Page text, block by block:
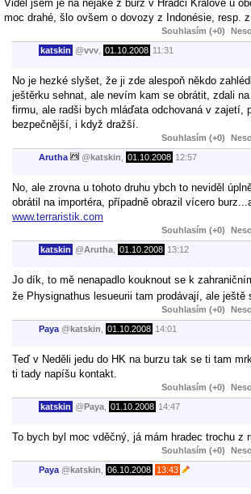
Viděl jsem je na nějaké z burz v Hradci Králové u
moc drahé, šlo ovšem o dovozy z Indonésie, resp. z
Souhlasím (+0)
katskin @vvv 01.10.2008 11:31
No je hezké slyšet, že ji zde alespoň někdo
ještěrku sehnat, ale nevím kam se obrátit, zdali
firmu, ale radši bych mláďata odchovaná v zajetí,
bezpečnější, i když dražší.
Souhlasím (+0)
Arutha @katskin 01.10.2008 12:57
No, ale zrovna u tohoto druhu ybch to neviděl
obrátil na importéra, případně obrazil vícero
www.terraristik.com
Souhlasím (+0)
katskin @Arutha 01.10.2008 13:12
Jo dík, to mě nenapadlo kouknout se k
že Physignathus lesueurii tam prodávají, ale ještě
Souhlasím (+0)
Paya @katskin 01.10.2008 14:01
Teď v Neděli jedu do HK na burzu tak se ti tam
ti tady napíšu kontakt.
Souhlasím (+0)
katskin @Paya 01.10.2008 14:47
To bych byl moc vděčný, já mám hradec trochu z
Souhlasím (+0)
Paya @katskin 06.10.2008 13:43